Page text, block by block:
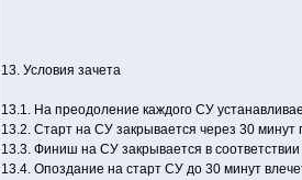
13. Условия зачета
13.1. На преодоление каждого СУ
13.2. Старт на СУ закрывается через 30 минут
13.3. Финиш на СУ закрывается в
13.4. Опоздание на старт СУ до 30 минут